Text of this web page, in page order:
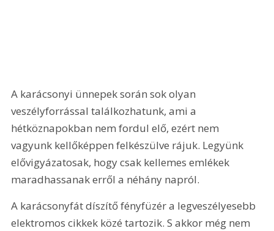
A karácsonyi ünnepek során sok olyan
veszélyforrással találkozhatunk, ami a
hétköznapokban nem fordul elő, ezért nem
vagyunk kellőképpen felkészülve rájuk. Legyünk
elővigyázatosak, hogy csak kellemes emlékek
maradhassanak erről a néhány napról.
A karácsonyfát díszítő fényfüzér a legveszélyesebb
elektromos cikkek közé tartozik. S akkor még nem